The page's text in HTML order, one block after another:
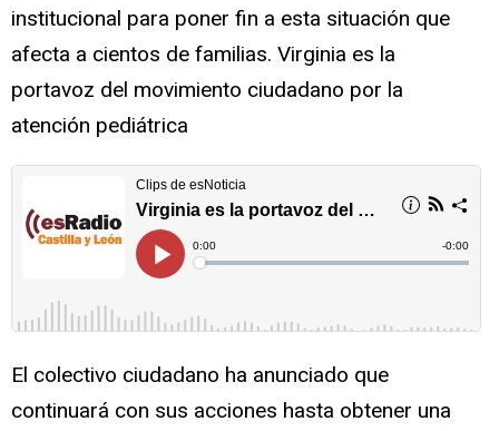
institucional para poner fin a esta situación que
afecta a cientos de familias. Virginia es la
portavoz del movimiento ciudadano por la
atención pediátrica
El colectivo ciudadano ha anunciado que
continuará con sus acciones hasta obtener una